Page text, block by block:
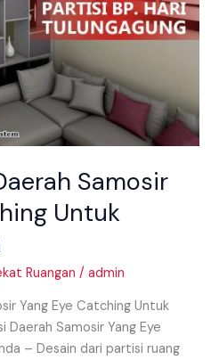
Samosir
Untuk
Ruangan /admin
Yang Eye Catching Untuk
Daerah Samosir Yang Eye
– Desain dari partisi ruang